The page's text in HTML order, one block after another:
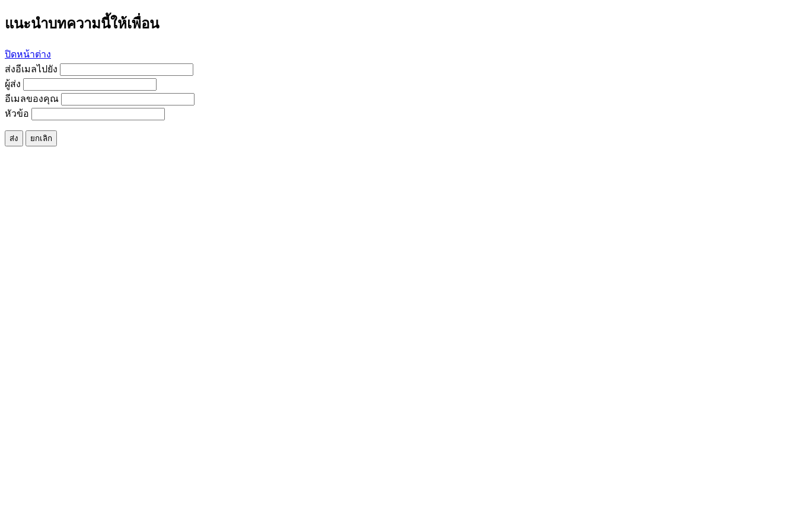
แนะนำบทความนี้ให้เพื่อน
ปิดหน้าต่าง
ส่งอีเมลไปยัง
ผู้ส่ง
อีเมลของคุณ
หัวข้อ
ส่ง ยกเลิก